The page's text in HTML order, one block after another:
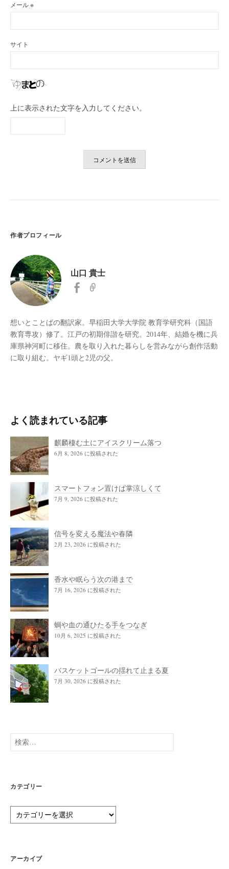
メール※
サイト
上に表示された文字を入力してください。
作者プロフィール
山口 貴士
想いとことばの翻訳家。早稲田大学大学院 教育学研究科（国語
教育専攻）修了。江戸の初期俳諧を研究。2014年、結婚を機に兵
庫県神河町に移住。農を取り入れた暮らしを営みながら創作活動
に取り組む。ヤギ1頭と2児の父。
よく読まれている記事
麒麟棲む土にアイスクリーム落つ
6月 8, 2026 に投稿された
スマートフォン置けば掌涼しくて
7月 9, 2026 に投稿された
信号を変える魔法や春隣
2月 23, 2026 に投稿された
香水や眠らう次の港まで
7月 16, 2026 に投稿された
蜩や血の通ひたる手をつなぎ
10月 6, 2025 に投稿された
バスケットゴールの揺れて止まる夏
7月 30, 2026 に投稿された
検
索:
カテゴリー
テ
ー
アーカイブ